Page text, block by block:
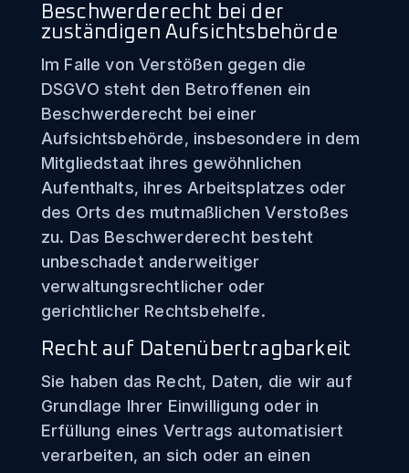
Beschwerde­recht bei der
zuständigen Aufsichts­behörde
Im Falle von Verstößen gegen die
DSGVO steht den Betroffenen ein
Beschwerderecht bei einer
Aufsichtsbehörde, insbesondere in dem
Mitgliedstaat ihres gewöhnlichen
Aufenthalts, ihres Arbeitsplatzes oder
des Orts des mutmaßlichen Verstoßes
zu. Das Beschwerderecht besteht
unbeschadet anderweitiger
verwaltungsrechtlicher oder
gerichtlicher Rechtsbehelfe.
Recht auf Daten­übertrag­barkeit
Sie haben das Recht, Daten, die wir auf
Grundlage Ihrer Einwilligung oder in
Erfüllung eines Vertrags automatisiert
verarbeiten, an sich oder an einen